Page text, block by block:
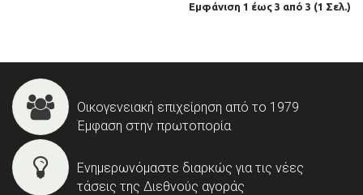
Εμφάνιση 1 έως 3 από 3 (1 Σελ.)
Οικογενειακή επιχείρηση από το 1979
Έμφαση στην πρωτοπορία
Ενημερωνόμαστε διαρκώς για τις νέες
τάσεις της Διεθνούς αγοράς